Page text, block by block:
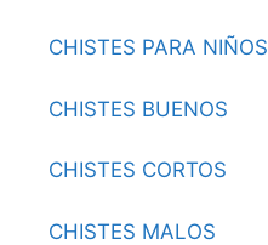
CHISTES PARA NIÑOS
CHISTES BUENOS
CHISTES CORTOS
CHISTES MALOS